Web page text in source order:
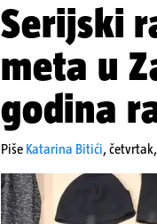
Serijski
meta u
godina
Piše Katarina Bitići,